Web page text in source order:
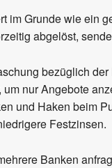
im Grunde wie ein
abgelöst,
bezüglich
nur Angebote
und Haken beim
Festzinsen.
Banken